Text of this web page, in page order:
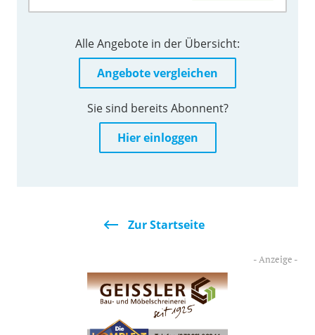
Alle Angebote in der Übersicht:
Angebote vergleichen
Sie sind bereits Abonnent?
Hier einloggen
Zur Startseite